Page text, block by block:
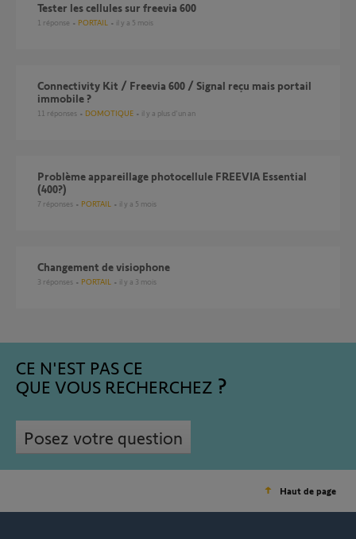
tester les cellules sur freevia 600
1 réponse PORTAIL il y a 5 mois
Connectivity Kit / Freevia 600 / Signal reçu mais portail
immobile ?
11 réponses DOMOTIQUE il y a plus d'un an
Problème appareillage photocellule FREEVIA Essential
(400?)
7 réponses PORTAIL il y a 5 mois
Changement de visiophone
3 réponses PORTAIL il y a 3 mois
CE N'EST PAS CE
QUE VOUS RECHERCHEZ
Posez votre question
Haut de page